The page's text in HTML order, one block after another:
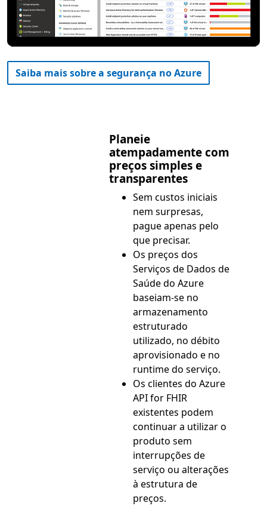
Saiba mais sobre a segurança no Azure
Planeie
atempadamente com
preços simples e
transparentes
Sem custos iniciais
nem surpresas,
pague apenas pelo
que precisar.
Os preços dos
Serviços de Dados de
Saúde do Azure
baseiam-se no
armazenamento
estruturado
utilizado, no débito
aprovisionado e no
runtime do serviço.
Os clientes do Azure
API for FHIR
existentes podem
continuar a utilizar o
produto sem
interrupções de
serviço ou alterações
à estrutura de
preços.